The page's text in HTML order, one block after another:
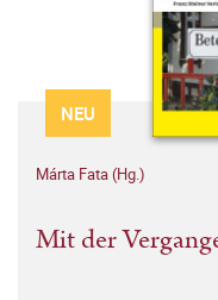
NEU
Márta Fata (Hg.)
Mit der